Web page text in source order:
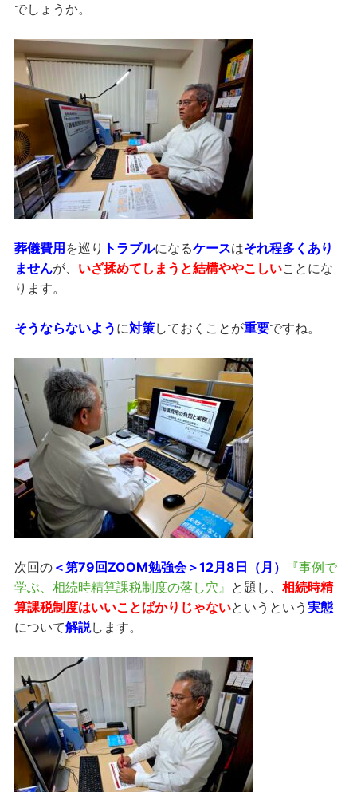
でしょうか。
葬儀費用 を巡り トラブルになるケースはそれ程多くあり
ませんが、 いざ揉めてしまうと結構ややこしいことにな
ります。
そうならないよう に対策しておくことが重要ですね。
次回の＜第79回ZOOM勉強会＞12月8日（月）
『事例で
学ぶ、相続時精算課税制度の落し穴』 と題し、 相続時精
算課税制度はいいことばかりじゃないというという 実態
について解説します。